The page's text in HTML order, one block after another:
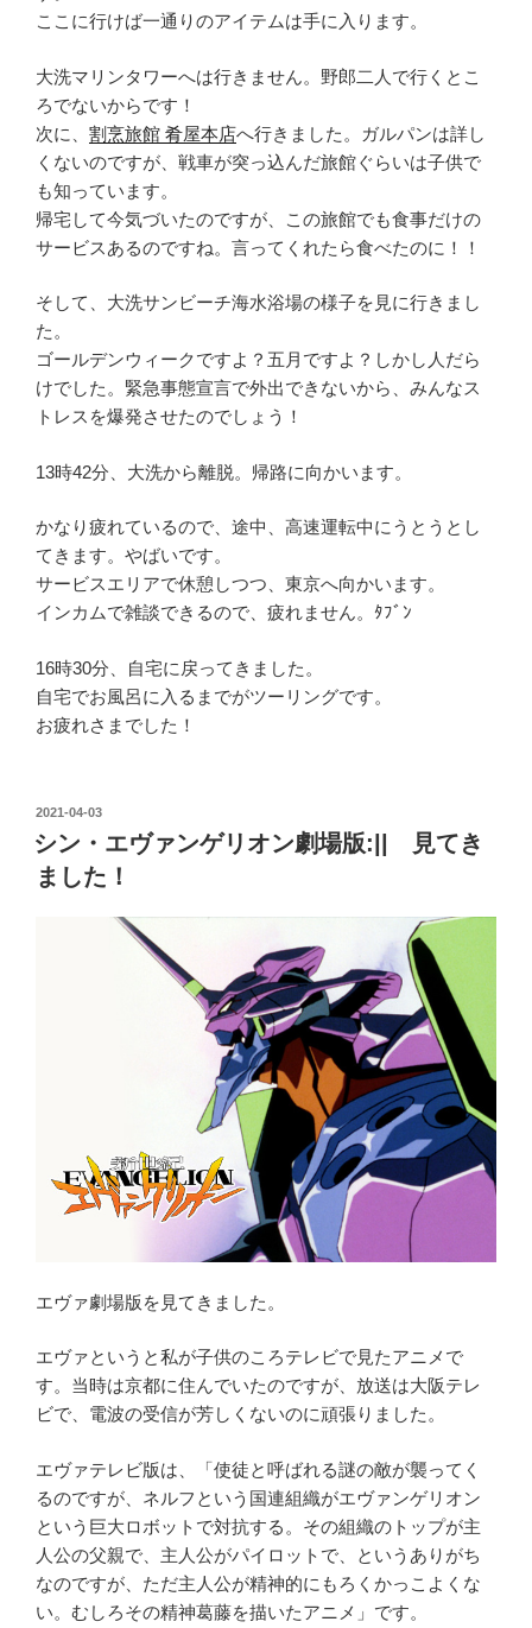
ここに行けば一通りのアイテムは手に入ります。
大洗マリンタワーへは行きません。野郎二人で行くとこ
ろでないからです！
次に、 割烹旅館 肴屋本店へ行きました。ガルパンは詳し
くないのですが、戦車が突っ込んだ旅館ぐらいは子供で
も知っています。
帰宅して今気づいたのですが、この旅館でも食事だけの
サービスあるのですね。言ってくれたら食べたのに！！
そして、大洗サンビーチ海水浴場の様子を見に行きまし
た。
ゴールデンウィークですよ？五月ですよ？しかし人だら
けでした。緊急事態宣言で外出できないから、みんなス
トレスを爆発させたのでしょう！
13時42分、大洗から離脱。帰路に向かいます。
かなり疲れているので、途中、高速運転中にうとうとし
てきます。やばいです。
サービスエリアで休憩しつつ、東京へ向かいます。
インカムで雑談できるので、疲れません。ﾀﾌﾞﾝ
16時30分、自宅に戻ってきました。
自宅でお風呂に入るまでがツーリングです。
お疲れさまでした！
投
稿
日:
2021-04-03
シン・エヴァンゲリオン劇場版:|| 見てき
ました！
エヴァ劇場版を見てきました。
エヴァというと私が子供のころテレビで見たアニメで
す。当時は京都に住んでいたのですが、放送は大阪テレ
ビで、電波の受信が芳しくないのに頑張りました。
エヴァテレビ版は、「使徒と呼ばれる謎の敵が襲ってく
るのですが、ネルフという国連組織がエヴァンゲリオン
という巨大ロボットで対抗する。その組織のトップが主
人公の父親で、主人公がパイロットで、というありがち
なのですが、ただ主人公が精神的にもろくかっこよくな
い。むしろその精神葛藤を描いたアニメ」です。